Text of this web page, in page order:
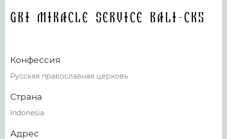
GBI Miracle Service Bali-CK5
Конфессия
Русская православная церковь
Страна
Indonesia
Адрес